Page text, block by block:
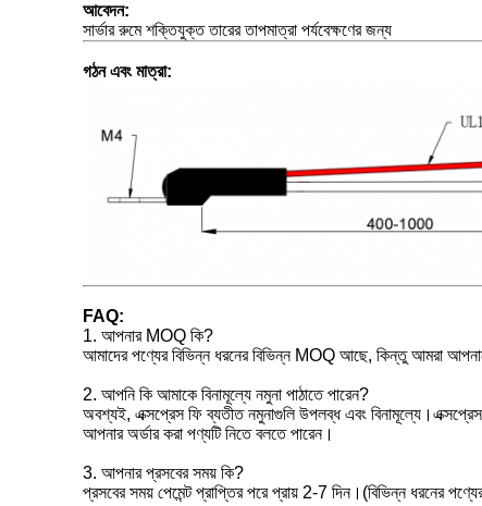
আবেদন:
সার্ভার রুমে শক্তিযুক্ত তারের তাপমাত্রা পর্যবেক্ষণের জন্য
গঠন এবং মাত্রা:
FAQ:
1. আপনার MOQ কি?
আমাদের পণ্যের বিভিন্ন ধরনের বিভিন্ন MOQ আছে, কিন্তু আমরা
2. আপনি কি আমাকে বিনামূল্যে নমুনা পাঠাতে পারেন?
অবশ্যই, এক্সপ্রেস ফি ব্যতীত নমুনাগুলি উপলব্ধ এবং
আপনার অর্ডার করা পণ্যটি নিতে বলতে পারেন।
3. আপনার প্রসবের সময় কি?
প্রসবের সময় পেমেন্ট প্রাপ্তির পরে প্রায় 2-7 দিন।(বিভিন্ন ধরনের